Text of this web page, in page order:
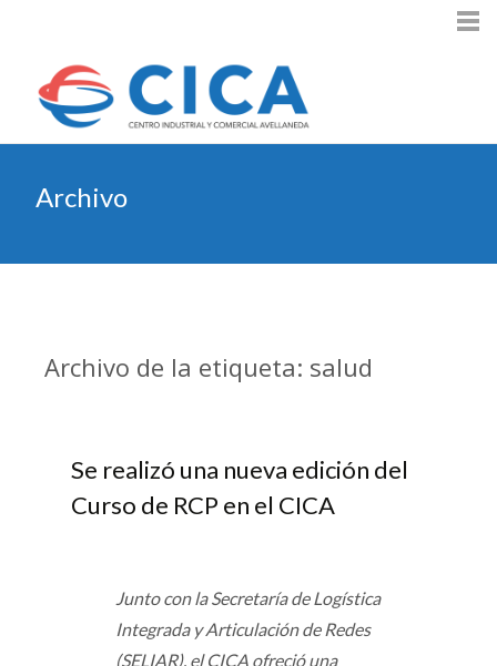
Archivo
Archivo de la etiqueta: salud
Se realizó una nueva edición del
Curso de RCP en el CICA
Junto con la Secretaría de Logística
Integrada y Articulación de Redes
(SELIAR), el CICA ofreció una